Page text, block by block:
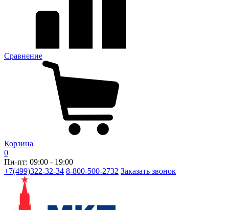
Сравнение
Корзина
0
Пн-пт: 09:00 - 19:00
+7(499)322-32-34 8-800-500-2732 Заказать звонок